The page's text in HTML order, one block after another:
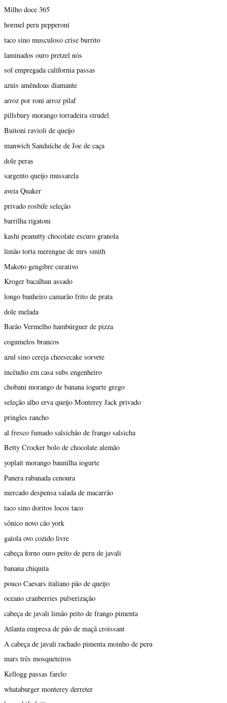
Milho doce 365
hormel peru pepperoni
taco sino musculoso crise burrito
laminados ouro pretzel nós
sol empregada california passas
azuis amêndoas diamante
arroz por roni arroz pilaf
pillsbury morango torradeira strudel
Buitoni ravioli de queijo
manwich Sanduíche de Joe de caça
dole peras
sargento queijo mussarela
aveia Quaker
privado rosbife seleção
barrilha rigatoni
kashi peanutty chocolate escuro granola
limão torta merengue de mrs smith
Makoto gengibre curativo
Kroger bacalhau assado
longo banheiro camarão frito de prata
dole melada
Barão Vermelho hambúrguer de pizza
cogumelos brancos
azul sino cereja cheesecake sorvete
incêndio em casa subs engenheiro
chobani morango de banana iogurte grego
seleção alho erva queijo Monterey Jack privado
pringles rancho
al fresco fumado salsichão de frango salsicha
Betty Crocker bolo de chocolate alemão
yoplait morango baunilha iogurte
Panera rabanada cenoura
mercado despensa salada de macarrão
taco sino doritos locos taco
sônico novo cão york
gaiola ovo cozido livre
cabeça forno ouro peito de peru de javali
banana chiquita
pouco Caesars italiano pão de queijo
oceano cranberries pulverização
cabeça de javali limão peito de frango pimenta
Atlanta empresa de pão de maçã croissant
A cabeça de javali rachado pimenta moinho de peru
mars três mosqueteiros
Kellogg passas farelo
whataburger monterey derreter